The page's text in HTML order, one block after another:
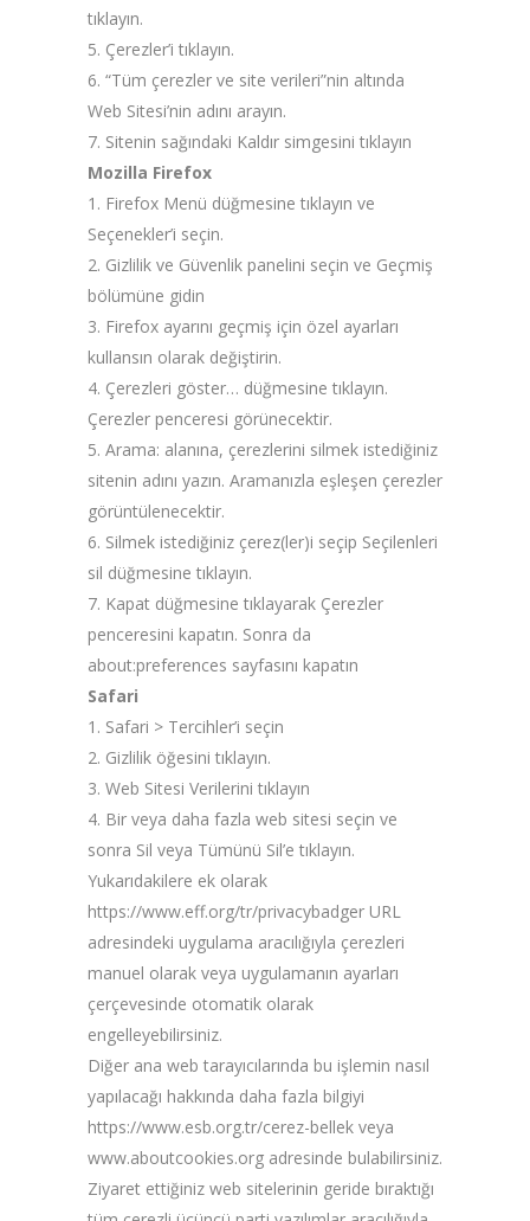
tıklayın.
5. Çerezler’i tıklayın.
6. “Tüm çerezler ve site verileri”nin altında
Web Sitesi’nin adını arayın.
7. Sitenin sağındaki Kaldır simgesini tıklayın
Mozilla Firefox
1. Firefox Menü düğmesine tıklayın ve
Seçenekler’i seçin.
2. Gizlilik ve Güvenlik panelini seçin ve Geçmiş
bölümüne gidin
3. Firefox ayarını geçmiş için özel ayarları
kullansın olarak değiştirin.
4. Çerezleri göster… düğmesine tıklayın.
Çerezler penceresi görünecektir.
5. Arama: alanına, çerezlerini silmek istediğiniz
sitenin adını yazın. Aramanızla eşleşen çerezler
görüntülenecektir.
6. Silmek istediğiniz çerez(ler)i seçip Seçilenleri
sil düğmesine tıklayın.
7. Kapat düğmesine tıklayarak Çerezler
penceresini kapatın. Sonra da
about:preferences sayfasını kapatın
Safari
1. Safari > Tercihler’i seçin
2. Gizlilik öğesini tıklayın.
3. Web Sitesi Verilerini tıklayın
4. Bir veya daha fazla web sitesi seçin ve
sonra Sil veya Tümünü Sil’e tıklayın.
Yukarıdakilere ek olarak
https://www.eff.org/tr/privacybadger URL
adresindeki uygulama aracılığıyla çerezleri
manuel olarak veya uygulamanın ayarları
çerçevesinde otomatik olarak
engelleyebilirsiniz.
Diğer ana web tarayıcılarında bu işlemin nasıl
yapılacağı hakkında daha fazla bilgiyi
https://www.esb.org.tr/cerez-bellek veya
www.aboutcookies.org adresinde bulabilirsiniz.
Ziyaret ettiğiniz web sitelerinin geride bıraktığı